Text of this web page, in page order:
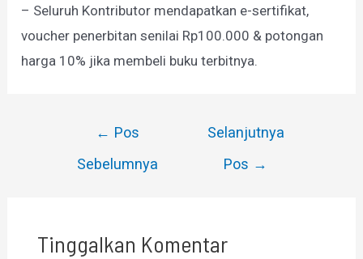
– Seluruh Kontributor mendapatkan e-sertifikat,
voucher penerbitan senilai Rp100.000 & potongan
harga 10% jika membeli buku terbitnya.
← Pos
Sebelumnya
Selanjutnya
Pos →
Tinggalkan Komentar